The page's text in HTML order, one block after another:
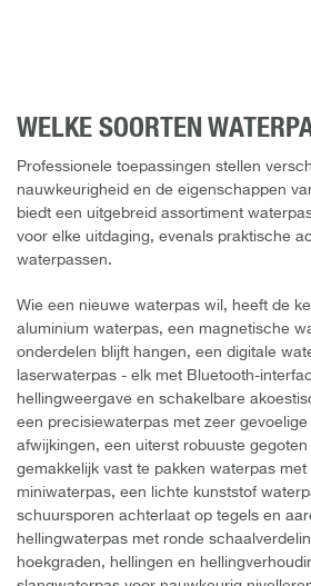
WELKE SOORTEN
Professionele toepassingen stellen
nauwkeurigheid en de eigenschappen
biedt een uitgebreid assortiment
voor elke uitdaging, evenals praktische
waterpassen.
Wie een nieuwe waterpas wil, heeft de
aluminium waterpas, een magnetische
onderdelen blijft hangen, een digitale
laserwaterpas - elk met Bluetooth-
hellingweergave en schakelbare
een precisiewaterpas met zeer
afwijkingen, een uiterst robuuste
gemakkelijk vast te pakken waterpas
miniwaterpas, een lichte kunststof
schuursporen achterlaat op tegels en
hellingwaterpas met ronde
hoekgraden, hellingen en